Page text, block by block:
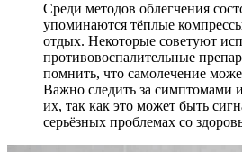
Среди методов облегчения
упоминаются тёплые
отдых. Некоторые советуют
противовоспалительные
помнить, что самолечение
Важно следить за симптомами
их, так как это может быть
серьёзных проблемах со